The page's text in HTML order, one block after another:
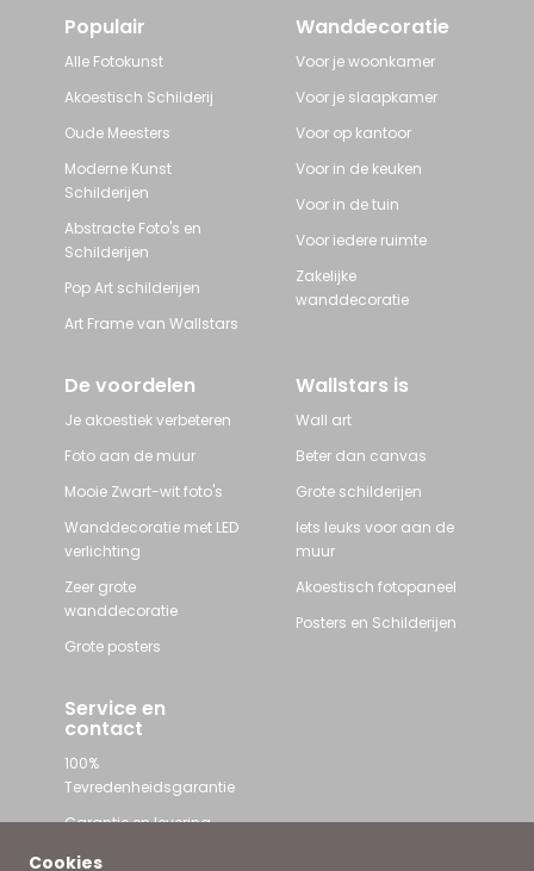
Cookies
Populair
Alle Fotokunst
Akoestisch Schilderij
Oude Meesters
Moderne Kunst
Schilderijen
Abstracte Foto's en
Schilderijen
Pop Art schilderijen
Art Frame van Wallstars
Wanddecoratie
Voor je woonkamer
Voor je slaapkamer
Voor op kantoor
Voor in de keuken
Voor in de tuin
Voor iedere ruimte
Zakelijke
wanddecoratie
De voordelen
Je akoestiek verbeteren
Foto aan de muur
Mooie Zwart-wit foto's
Wanddecoratie met LED
verlichting
Zeer grote
wanddecoratie
Grote posters
Wallstars is
Wall art
Beter dan canvas
Grote schilderijen
Iets leuks voor aan de
muur
Akoestisch fotopaneel
Posters en Schilderijen
Service en
contact
100%
Tevredenheidsgarantie
Garantie en levering
Contact met Wallstars